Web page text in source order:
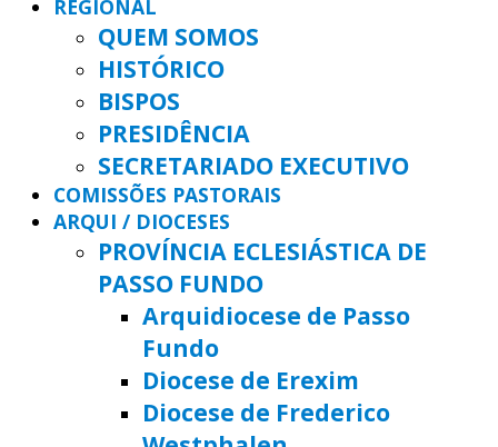
REGIONAL
QUEM SOMOS
HISTÓRICO
BISPOS
PRESIDÊNCIA
SECRETARIADO EXECUTIVO
COMISSÕES PASTORAIS
ARQUI / DIOCESES
PROVÍNCIA ECLESIÁSTICA DE
PASSO FUNDO
Arquidiocese de Passo
Fundo
Diocese de Erexim
Diocese de Frederico